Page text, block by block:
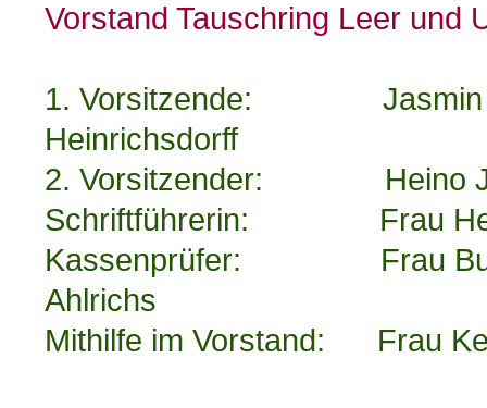
Vorstand Tauschring Leer
1. Vorsitzende: Jasmin
Heinrichsdorff
2. Vorsitzender: Heino
Schriftführerin: Frau
Kassenprüfer: Frau
Ahlrichs
Mithilfe im Vorstand: Frau